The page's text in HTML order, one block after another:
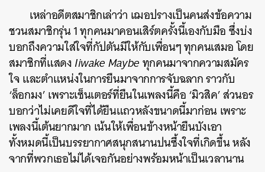
เหล่าอดีตสมาชิกเล่าว่า เฌอปรางเป็นคนส่งข้อความ
ชวนสมาชิกรุ่น 1 ทุกคนมาคอนเสิร์ตครั้งนี้เองกับมือ ซึ่งบ่ง
บอกถึงความใส่ใจที่กัปตันมีให้กับเพื่อนๆ ทุกคนเสมอ โดย
สมาชิกที่แสดงIiwake Maybeทุกคนมาจากความสมัคร
ใจ และตำแหน่งในการยืนมาจากการจับฉลาก ราวกับ
‘ล็อกมง’ เพราะเซ็นเตอร์ที่ยืนในเพลงนี้คือ ‘มิวสิค’ ส่วนอร
บอกว่าไม่เคยดีใจที่ได้ยืนแถวหลังขนาดนี้มาก่อน เพราะ
เพลงนี้เต้นยากมาก เน้นให้เพื่อนข้างหน้ายืนบังเอา
ทั้งหมดนี้เป็นบรรยากาศสนุกสนานปนซึ้งใจที่เกิดขึ้น หลัง
จากที่พวกเธอไม่ได้เจอกันอย่างพร้อมหน้าเป็นเวลานาน